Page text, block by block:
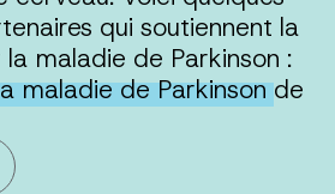
qui soutiennent la
maladie de Parkinson :
maladie de Parkinsonde